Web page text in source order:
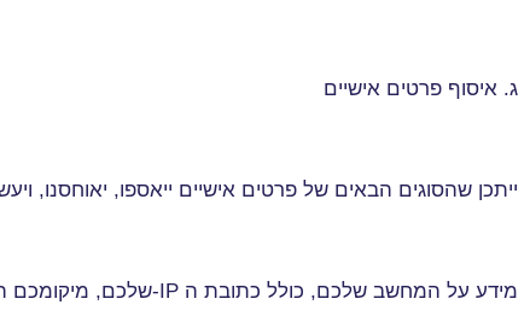
ג. איסוף פרטים אישיים
ייתכן שהסוגים הבאים של פרטים אישיים ייאספו, יאוחסנו,
מידע על המחשב שלכם, כולל כתובת ה -IPשלכם, מיקומכם